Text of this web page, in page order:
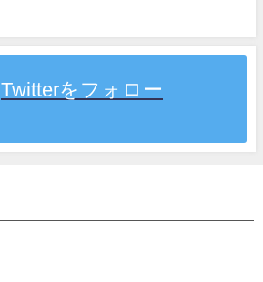
Twitterをフォロー